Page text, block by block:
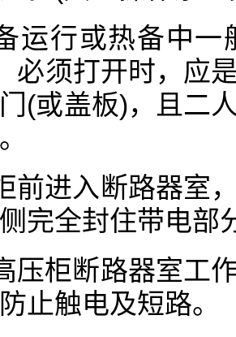
运行或热备中
必须打开时，应
(或盖板)，且二
前进入断路器室
完全封住带电部
压柜断路器室工
止触电及短路。